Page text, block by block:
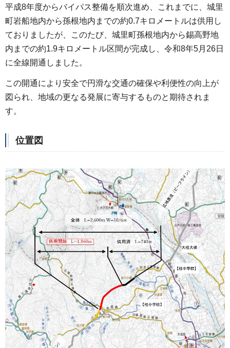
平成8年度からバイパス整備を順次進め、これまでに、城里
町岩船地内から孫根地内までの約0.7キロメートルは供用し
ておりましたが、このたび、城里町孫根地内から錫高野地
内までの約1.9キロメートル区間が完成し、令和8年5月26日
に全線開通しました。
この開通により安全で円滑な交通の確保や利便性の向上が
図られ、地域の更なる発展に寄与するものと期待されま
す。
位置図